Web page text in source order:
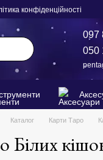
конфіденційності
097
050
Каталог Карти Таро
Білих